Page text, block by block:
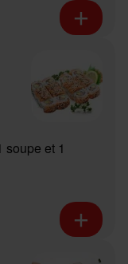
soupe et 1